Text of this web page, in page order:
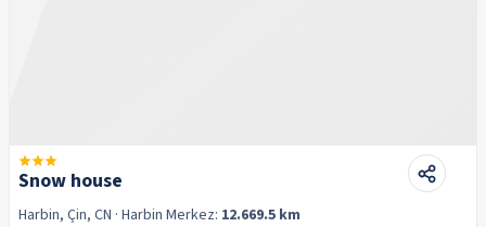
Snow house
Harbin, Çin, CN · Harbin Merkez: 12.669.5 km